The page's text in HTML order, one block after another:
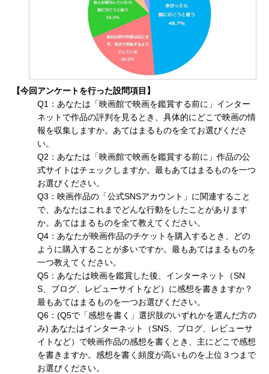
【今回アンケートを行った設問項目】
Q1：あなたは「映画館で映画を鑑賞する前に」インター
ネットで作品の評判を見るとき、具体的にどこで映画の情
報を収集しますか。あてはまるものを全てお選びくださ
い。
Q2：あなたは「映画館で映画を鑑賞する前に」作品の公
式サイトはチェックしますか。最もあてはまるものを一つ
お選びください。
Q3：映画作品の「公式SNSアカウント」に関連すること
で、あなたはこれまでどんな行動をしたことがあります
か。あてはまるものを全て教えてください。
Q4：あなたが映画作品のチケットを購入するとき、どの
ように購入することが多いですか。最もあてはまるものを
一つ教えてください。
Q5：あなたは映画を鑑賞した後、インターネット（SN
S、ブログ、レビューサイトなど）に感想を書きますか？
最もあてはまるものを一つお選びください。
Q6：(Q5で「感想を書く」選択肢のいずれかを選んだ方の
み) あなたはインターネット（SNS、ブログ、レビューサ
イトなど）で映画作品の感想を書くとき、主にどこで感想
を書きますか。感想を書く頻度が高いものを上位３つまで
お選びください。